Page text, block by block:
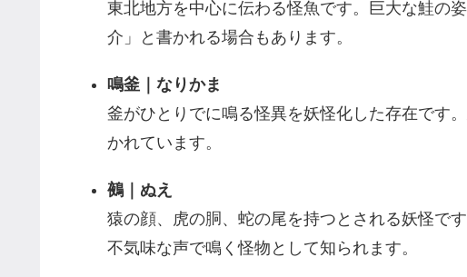
東北地方を中心に伝わる怪魚です。巨大な鮭の
介」と書かれる場合もあります。
鳴釜｜なりかま
釜がひとりでに鳴る怪異を妖怪化した存在です
かれています。
鵺｜ぬえ
猿の顔、虎の胴、蛇の尾を持つとされる妖怪で
不気味な声で鳴く怪物として知られます。